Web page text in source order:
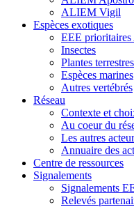
ALIEM Vigil
Espèces exotiques
EEE
Insectes
Plantes terrestres
Espèces marines
Autres vertébrés
Réseau
Contexte et
Au coeur du
Les autres
Annuaire des
Centre de ressources
Signalements
Signalements
Relevés